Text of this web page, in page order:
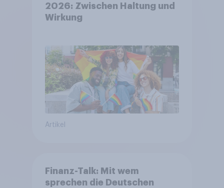
2026: Zwischen Haltung und
Wirkung
Artikel
Finanz-Talk: Mit wem
sprechen die Deutschen